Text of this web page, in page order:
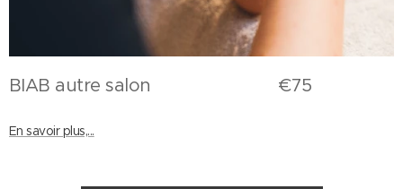
BIAB autre salon €75
En savoir plus,...